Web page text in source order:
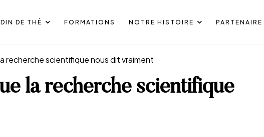
DE THÉ FORMATIONS NOTRE HISTOIRE PARTENAIRE
recherche scientifique nous dit vraiment
la recherche scientifique